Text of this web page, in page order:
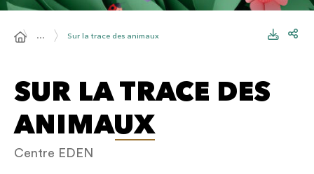
… Sur la trace des animaux
SUR LA TRACE DES
ANIMAUX
Centre EDEN